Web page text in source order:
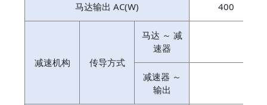
马达输出 AC(W) 400
减速机构 传导方式
马达 ～ 减
速器
减速器 ～
输出